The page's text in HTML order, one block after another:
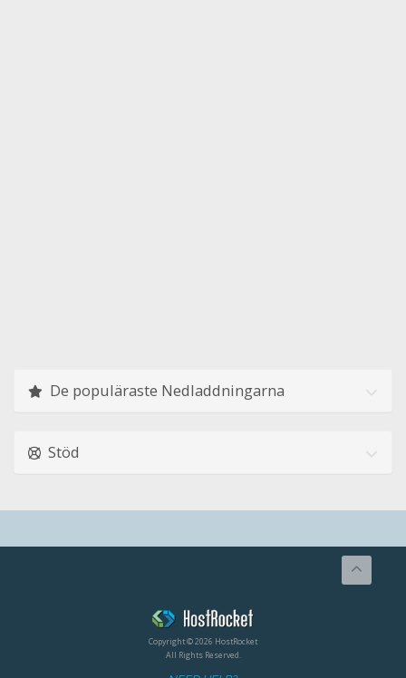
De populäraste Nedladdningarna
Stöd
Copyright © 2026 HostRocket
All Rights Reserved.